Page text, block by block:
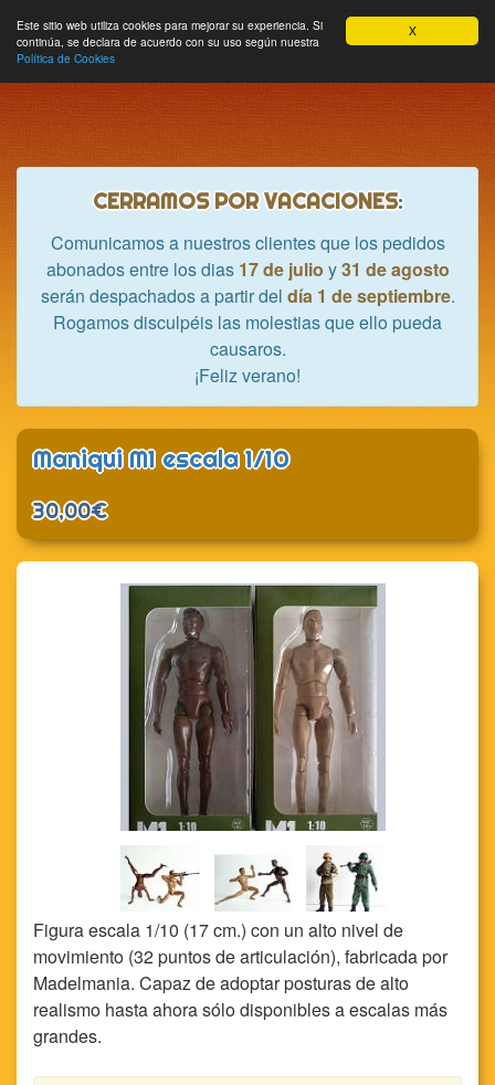
X
Este sitio web utiliza cookies para mejorar su experiencia. Si
continúa, se declara de acuerdo con su uso según nuestra
Política de Cookies
Hobbycrash Mi cuenta
CERRAMOS POR VACACIONES:
Comunicamos a nuestros clientes que los pedidos
abonados entre los dias 17 de julio y31 de agosto
serán despachados a partir del día 1 de septiembre.
Rogamos disculpéis las molestias que ello pueda
causaros.
¡Feliz verano!
Maniqui M1 escala 1/10
30,00€
Figura escala 1/10 (17 cm.) con un alto nivel de
movimiento (32 puntos de articulación), fabricada por
Madelmania. Capaz de adoptar posturas de alto
realismo hasta ahora sólo disponibles a escalas más
grandes.